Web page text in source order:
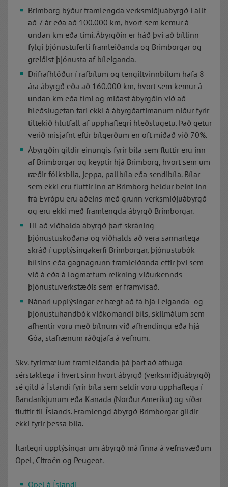
Brimborg býður framlengda verksmiðjuábyrgð í allt
að 7 ár eða að 100.000 km, hvort sem kemur á
undan km eða tími. Ábyrgðin er háð því að bíllinn
fylgi þjónustuferli framleiðanda og Brimborgar og
greiðist þjónusta af bíleiganda.
Drifrafhlöður í rafbílum og tengiltvinnbílum hafa 8
ára ábyrgð eða að 160.000 km, hvort sem kemur á
undan km eða tími og miðast ábyrgðin við að
hleðslugetan fari ekki á ábyrgðartímanum niður fyrir
tiltekið hlutfall af upphaflegri hleðslugetu. Það getur
verið misjafnt eftir bílgerðum en oft miðað við 70%.
Ábyrgðin gildir einungis fyrir bíla sem fluttir eru inn
af Brimborgar og keyptir hjá Brimborg, hvort sem um
ræðir fólksbíla, jeppa, pallbíla eða sendibíla. Bílar
sem ekki eru fluttir inn af Brimborg heldur beint inn
frá Evrópu eru aðeins með grunn verksmiðjuábyrgð
og eru ekki með framlengda ábyrgð Brimborgar.
Til að viðhalda ábyrgð þarf skráning
þjónustuskoðana og viðhalds að vera sannarlega
skráð í upplýsingakerfi Brimborgar, þjónustubók
bílsins eða gagnagrunn framleiðanda eftir því sem
við á eða á lögmætum reikning viðurkennds
þjónustuverkstæðis sem er framvísað.
Nánari upplýsingar er hægt að fá hjá í eiganda- og
þjónustuhandbók viðkomandi bíls, skilmálum sem
afhentir voru með bílnum við afhendingu eða hjá
Góa, stafrænum ráðgjafa á vefnum.
Skv. fyrirmælum framleiðanda þá þarf að athuga
sérstaklega í hvert sinn hvort ábyrgð (verksmiðjuábyrgð)
sé gild á Íslandi fyrir bíla sem seldir voru upphaflega í
Bandaríkjunum eða Kanada (Norður Ameríku) og síðar
fluttir til Íslands. Framlengd ábyrgð Brimborgar gildir
ekki fyrir þessa bíla.
Ítarlegri upplýsingar um ábyrgð má finna á vefnsvæðum
Opel, Citroën og Peugeot.
Opel á Íslandi